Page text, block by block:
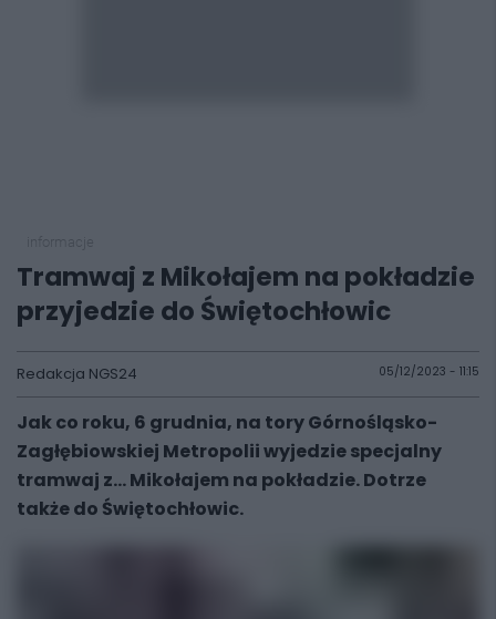
Tramwaj z Mikołajem na pokładzie
przyjedzie do Świętochłowic
Redakcja NGS24 05/12/2023 - 11:15
Jak co roku, 6 grudnia, na tory Górnośląsko-
Zagłębiowskiej Metropolii wyjedzie specjalny
tramwaj z… Mikołajem na pokładzie. Dotrze
także do Świętochłowic.